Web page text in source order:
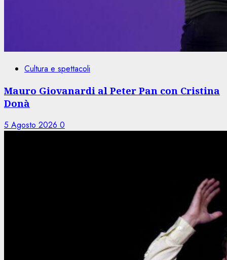
Cultura e spettacoli
Mauro Giovanardi al Peter Pan con Cristina
Donà
5 Agosto 2026 0